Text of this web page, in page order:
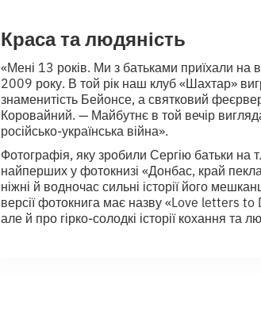
Краса та людяність
«Мені 13 років. Ми з батьками приїхали на
2009 року. В той рік наш клуб «Шахтар»
знаменитість Бейонсе, а святковий
Коровайний. — Майбутнє в той вечір
російсько-українська війна».
Фотографія, яку зробили Сергію батьки на
найперших у фотокнизі «Донбас, край
ніжні й водночас сильні історії його
версії фотокнига має назву «Love letters
але й про гірко-солодкі історії кохання та